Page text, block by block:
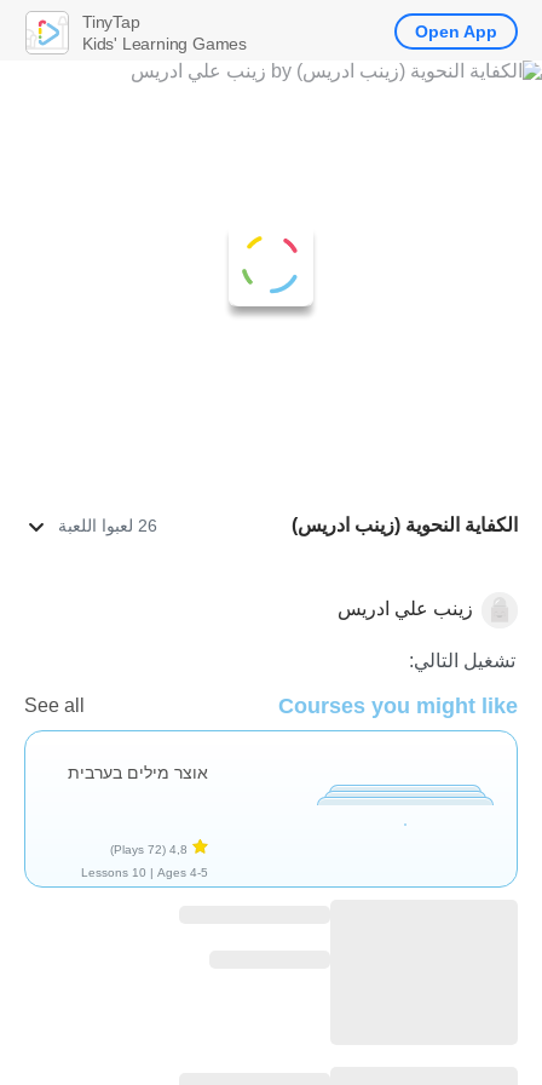
الكفاية النحوية (زينب ادريس) 26 لعبوا اللعبة
العربيةزينب علي ادريس
تشغيل التالي:
Courses you might like
See all
אוצר מילים בערבית
4,8
(72 Plays)
Ages 4-5 |
10 Lessons
TinyTap
Kids' Learning Games
Open App